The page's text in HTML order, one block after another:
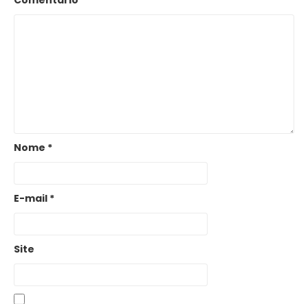
Nome *
E-mail *
Site